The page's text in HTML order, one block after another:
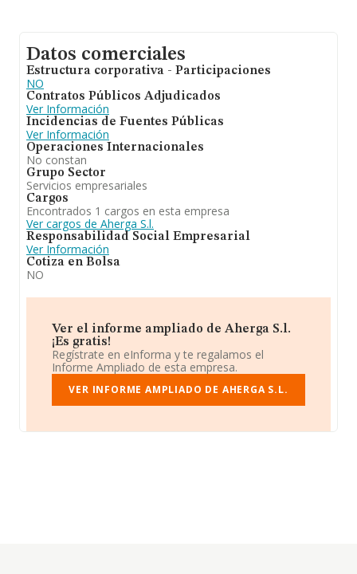
Datos comerciales
Estructura corporativa - Participaciones
NO
Contratos Públicos Adjudicados
Ver Información
Incidencias de Fuentes Públicas
Ver Información
Operaciones Internacionales
No constan
Grupo Sector
Servicios empresariales
Cargos
Encontrados 1 cargos en esta empresa
Ver cargos de Aherga S.l.
Responsabilidad Social Empresarial
Ver Información
Cotiza en Bolsa
NO
Ver el informe ampliado de Aherga S.l.
¡Es gratis!
Regístrate en eInforma y te regalamos el
Informe Ampliado de esta empresa.
VER INFORME AMPLIADO DE AHERGA S.L.